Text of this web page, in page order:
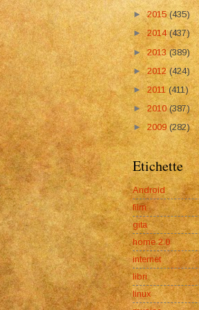
►2015(435)
►2014(437)
►2013(389)
►2012(424)
►2011(411)
►2010(387)
►2009 (282)
Etichette
Android
film
gita
home 2.0
internet
libri
linux